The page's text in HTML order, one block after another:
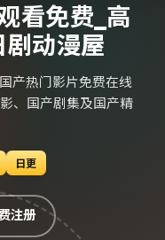
看免费_高
动漫屋
产热门影片免费在线
、国产剧集及国产精
日更
注册